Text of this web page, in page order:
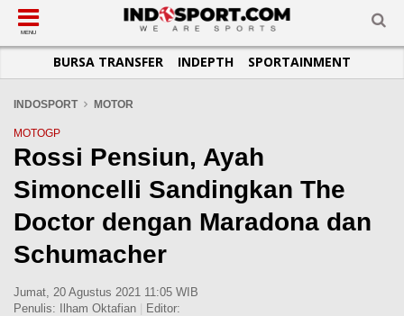
SUB-MENU
SEPAKBOLA
LIGA INGGRIS
LIGA ITALIA
LIGA SPANYOL
LIGA CHAMPIONS
LIGA PRANCIS
SUB-MENU
SPORTAINMENT
SUB-MENU
OTOMOTIF
OTOMANIA
SUB-MENU
BASKET
FUTSAL
OLIMPIK
E-SPORT
SUB-MENU
JADWAL
SUB-MENU
TOPIK HARI INI
INFOGRAFIS
GALERI FOTO
TEMPAT OLAHRAGA
PASUKAN SEHAT
MENU
BURSA TRANSFER INDEPTH SPORTAINMENT
INDOSPORT MOTOR
MOTOGP
Rossi Pensiun, Ayah
Simoncelli Sandingkan The
Doctor dengan Maradona dan
Schumacher
Jumat, 20 Agustus 2021 11:05 WIB
Penulis:
Ilham Oktafian Editor: